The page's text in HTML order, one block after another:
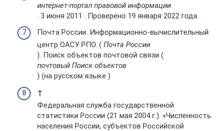
интернет-портал правовой информации
. 3 июня 2011 . Проверено 19 января 2022 года .
Почта России. Информационно-вычислительный
центр ОАСУ РПО. ( Почта России
). Поиск объектов почтовой связи (
почтовый Поиск объектов
) (на русском языке )
↑
Федеральная служба государственной
статистики России (21 мая 2004 г.). «Численность
населения России, субъектов Российской